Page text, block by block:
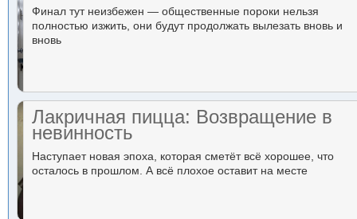
Финал тут неизбежен — общественные пороки нельзя
полностью изжить, они будут продолжать вылезать вновь и
вновь
Лакричная пицца: Возвращение в
невинность
Наступает новая эпоха, которая сметёт всё хорошее, что
осталось в прошлом. А всё плохое оставит на месте